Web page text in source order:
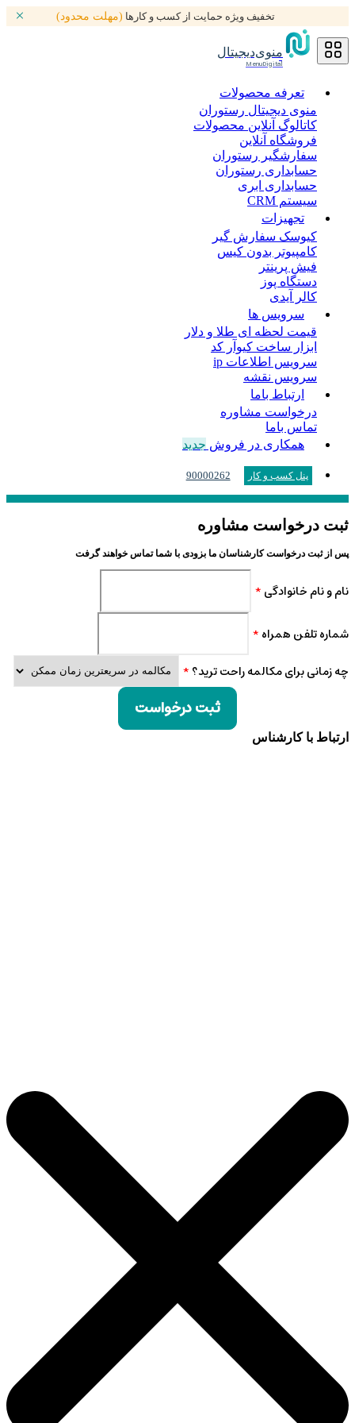
تخفیف ویژه حمایت از کسب و کارها (مهلت محدود)
منوی‌دیجیتال
MenuDigital
تعرفه محصولات
منوی دیجیتال رستوران
کاتالوگ آنلاین محصولات
فروشگاه آنلاین
سفارشگیر رستوران
حسابداری رستوران
حسابداری ابری
سیستم CRM
تجهیزات
کیوسک سفارش گیر
کامپیوتر بدون کیس
فیش پرینتر
دستگاه پوز
کالر آیدی
سرویس ها
قیمت لحظه ای طلا و دلار
ابزار ساخت کیوآر کد
سرویس اطلاعات ip
سرویس نقشه
ارتباط باما
درخواست مشاوره
تماس باما
همکاری در فروش جدید
پنل کسب و کار 90000262
ثبت درخواست مشاوره
پس از ثبت درخواست کارشناسان ما بزودی با شما تماس خواهند گرفت
نام و نام خانوادگی *
شماره تلفن همراه *
چه زمانی برای مکالمه راحت ترید؟ *
ثبت درخواست
ارتباط با کارشناس